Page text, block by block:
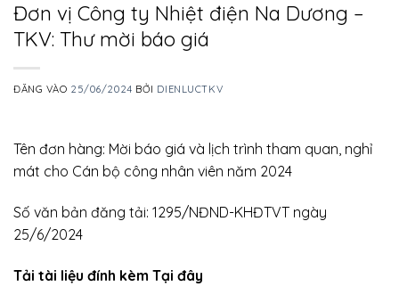
Đơn vị Công ty Nhiệt điện Na Dương –
TKV: Thư mời báo giá
ĐĂNG VÀO 25/06/2024 BỞI DIENLUCTKV
Tên đơn hàng: Mời báo giá và lịch trình tham quan, nghỉ
mát cho Cán bộ công nhân viên năm 2024
Số văn bản đăng tải: 1295/NĐND-KHĐTVT ngày
25/6/2024
Tải tài liệu đính kèm Tại đây